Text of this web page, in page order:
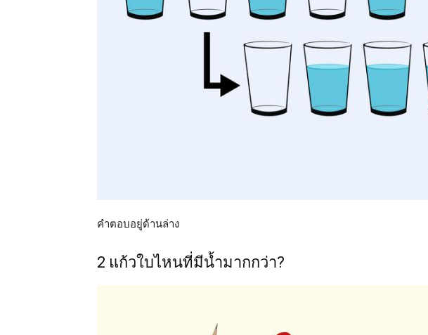
คำตอบอยู่ด้านล่าง
2 แก้วใบไหนที่มีน้ำมากกว่า?